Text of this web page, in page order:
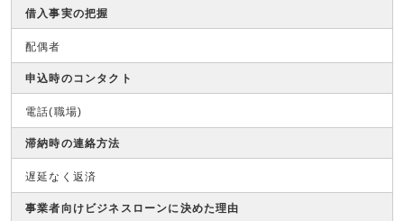
借入事実の把握
配偶者
申込時のコンタクト
電話(職場)
滞納時の連絡方法
遅延なく返済
事業者向けビジネスローンに決めた理由